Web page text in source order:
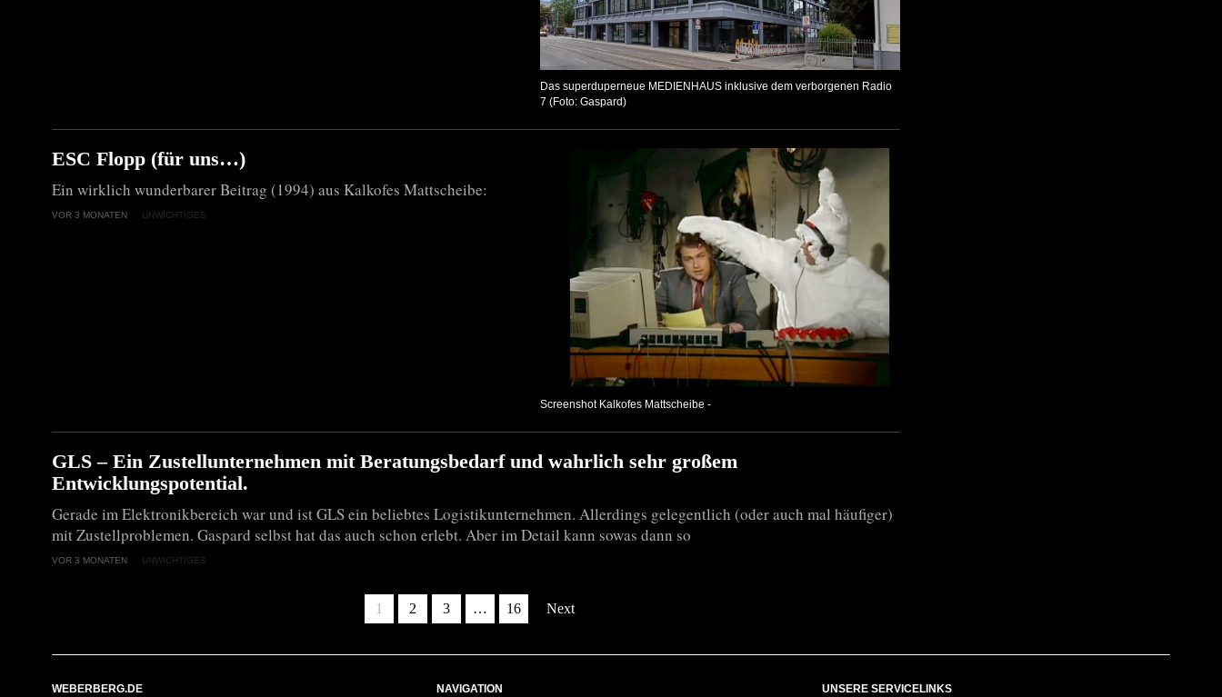
Das superduperneue MEDIENHAUS inklusive dem verborgenen Radio
7 (Foto: Gaspard)
Screenshot Kalkofes Mattscheibe -
ESC Flopp (für uns…)
Ein wirklich wunderbarer Beitrag (1994) aus Kalkofes Mattscheibe:
VOR 3 MONATEN UNWICHTIGES
GLS – Ein Zustellunternehmen mit Beratungsbedarf und wahrlich sehr großem
Entwicklungspotential.
Gerade im Elektronikbereich war und ist GLS ein beliebtes Logistikunternehmen. Allerdings gelegentlich (oder auch mal häufiger)
mit Zustellproblemen. Gaspard selbst hat das auch schon erlebt. Aber im Detail kann sowas dann so
VOR 3 MONATEN UNWICHTIGES
1 2 3 … 16 Next
WEBERBERG.DE NAVIGATION UNSERE SERVICELINKS